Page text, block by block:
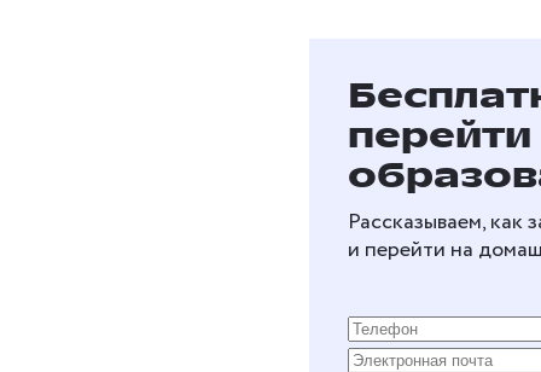
Рассказываем,
и перейти на